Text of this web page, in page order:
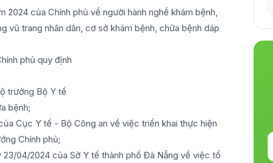
của Chính phủ về người hành nghề khám bệnh,
vũ trang nhân dân, cơ sở khám bệnh, chữa bệnh dáp
phủ quy định
trưởng Bộ Y tế
bệnh;
Cục Y tế - Bộ Công an về việc triển khai thực hiện
Chính phủ;
23/04/2024 của Sở Y tế thành phố Đà Nẵng về việc tổ